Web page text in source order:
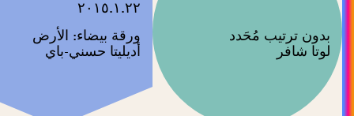
لوتا شافر
٢٠١٥.١.٢٢
ورقة بيضاء: الأرض
أديليتا حسني-باي